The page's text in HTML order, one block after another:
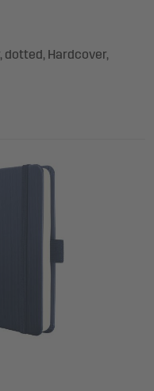
dotted, Hardcover,